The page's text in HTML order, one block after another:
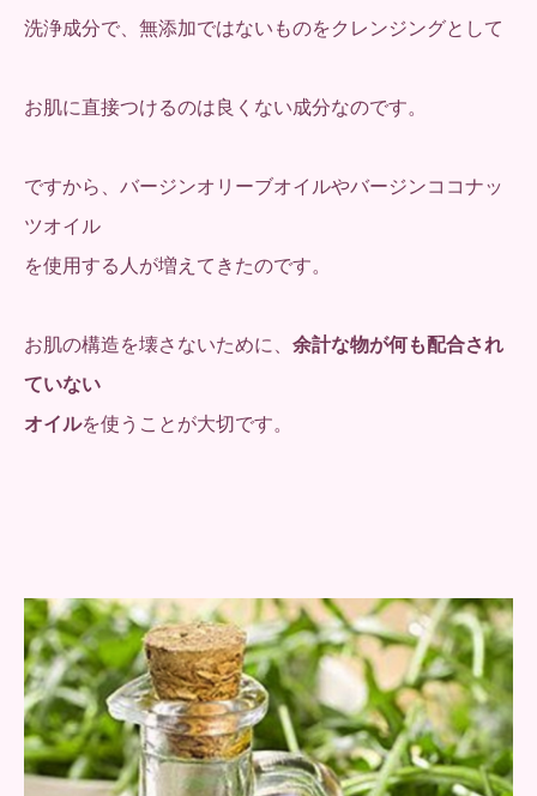
洗浄成分で、無添加ではないものをクレンジングとして
お肌に直接つけるのは良くない成分なのです。
ですから、バージンオリーブオイルやバージンココナッ
ツオイル
を使用する人が増えてきたのです。
お肌の構造を壊さないために、 余計な物が何も配合され
ていない
オイルを使うことが大切です。